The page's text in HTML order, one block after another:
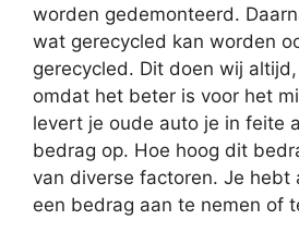
worden gedemonteerd.
wat gerecycled kan worden
gerecycled. Dit doen wij
omdat het beter is voor het
levert je oude auto je in feite
bedrag op. Hoe hoog dit
van diverse factoren. Je hebt
een bedrag aan te nemen of